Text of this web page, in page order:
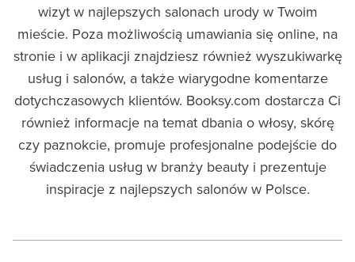
wizyt w najlepszych salonach urody w Twoim
mieście. Poza możliwością umawiania się online, na
stronie i w aplikacji znajdziesz również wyszukiwarkę
usług i salonów, a także wiarygodne komentarze
dotychczasowych klientów. Booksy.com dostarcza Ci
również informacje na temat dbania o włosy, skórę
czy paznokcie, promuje profesjonalne podejście do
świadczenia usług w branży beauty i prezentuje
inspiracje z najlepszych salonów w Polsce.